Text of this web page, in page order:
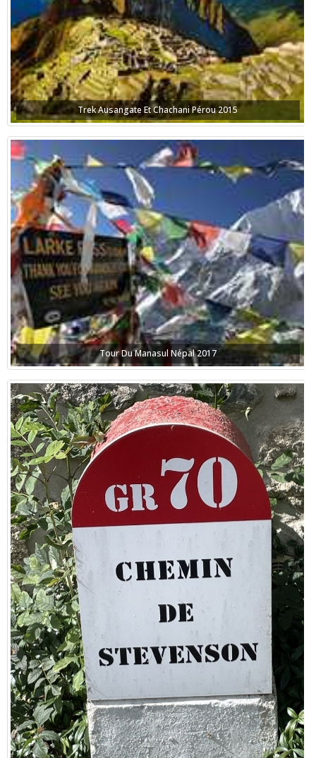
Trek Ausangate Et Chachani Pérou 2015
Tour Du Manasul Népal 2017